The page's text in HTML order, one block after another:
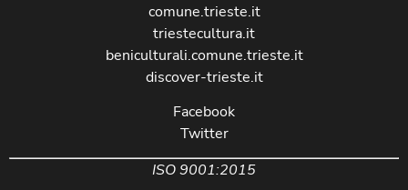
comune.trieste.it
triestecultura.it
beniculturali.comune.trieste.it
discover-trieste.it
Facebook
Twitter
ISO 9001:2015